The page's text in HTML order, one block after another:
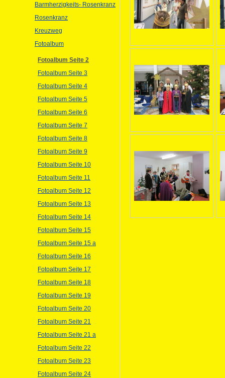
Barmherzigkeits- Rosenkranz
Rosenkranz
Kreuzweg
Fotoalbum
Fotoalbum Seite 2
Fotoalbum Seite 3
Fotoalbum Seite 4
Fotoalbum Seite 5
Fotoalbum Seite 6
Fotoalbum Seite 7
Fotoalbum Seite 8
Fotoalbum Seite 9
Fotoalbum Seite 10
Fotoalbum Seite 11
Fotoalbum Seite 12
Fotoalbum Seite 13
Fotoalbum Seite 14
Fotoalbum Seite 15
Fotoalbum Seite 15 a
Fotoalbum Seite 16
Fotoalbum Seite 17
Fotoalbum Seite 18
Fotoalbum Seite 19
Fotoalbum Seite 20
Fotoalbum Seite 21
Fotoalbum Seite 21 a
Fotoalbum Seite 22
Fotoalbum Seite 23
Fotoalbum Seite 24